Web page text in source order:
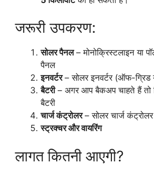
जरूरी उपकरण:
सोलर पैनल– मोनोक्रिस्टलाइन या
पैनल
इनवर्टर– सोलर इनवर्टर (ऑफ-ग्रिड
बैटरी– अगर आप बैकअप चाहते हैं तो
बैटरी
चार्ज कंट्रोलर– सोलर चार्ज कंट्रोलर
स्ट्रक्चर और वायरिंग
लागत कितनी आएगी?